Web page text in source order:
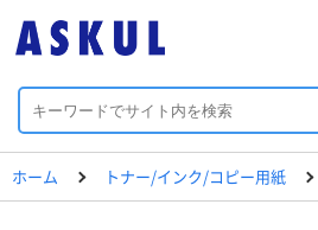
ホーム トナー/インク/コピー用紙